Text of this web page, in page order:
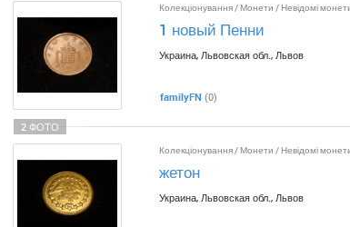
2 ФОТО
Колекціонування/ Монети / Невідомі
1 новый Пенни
Украина, Львовская обл., Львов
familyFN (0)
Колекціонування/ Монети / Невідомі
жетон
Украина, Львовская обл., Львов